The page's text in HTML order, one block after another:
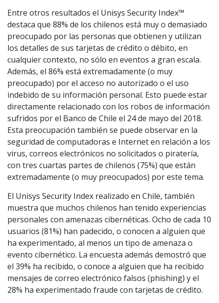
Entre otros resultados el Unisys Security Index™
destaca que 88% de los chilenos está muy o demasiado
preocupado por las personas que obtienen y utilizan
los detalles de sus tarjetas de crédito o débito, en
cualquier contexto, no sólo en eventos a gran escala.
Además, el 86% está extremadamente (o muy
preocupado) por el acceso no autorizado o el uso
indebido de su información personal. Esto puede estar
directamente relacionado con los robos de información
sufridos por el Banco de Chile el 24 de mayo del 2018.
Esta preocupación también se puede observar en la
seguridad de computadoras e Internet en relación a los
virus, correos electrónicos no solicitados o piratería,
con tres cuartas partes de chilenos (75%) que están
extremadamente (o muy preocupados) por este tema.
El Unisys Security Index realizado en Chile, también
muestra que muchos chilenos han tenido experiencias
personales con amenazas cibernéticas. Ocho de cada 10
usuarios (81%) han padecido, o conocen a alguien que
ha experimentado, al menos un tipo de amenaza o
evento cibernético. La encuesta además demostró que
el 39% ha recibido, o conoce a alguien que ha recibido
mensajes de correo electrónico falsos (phishing) y el
28% ha experimentado fraude con tarjetas de crédito.